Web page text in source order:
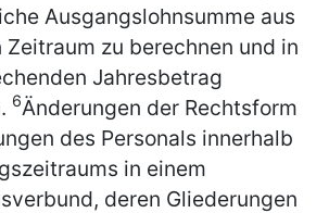
Ausgangslohnsumme aus
Zeitraum zu berechnen und in
Jahresbetrag
6Änderungen der Rechtsform
des Personals innerhalb
in einem
deren Gliederungen